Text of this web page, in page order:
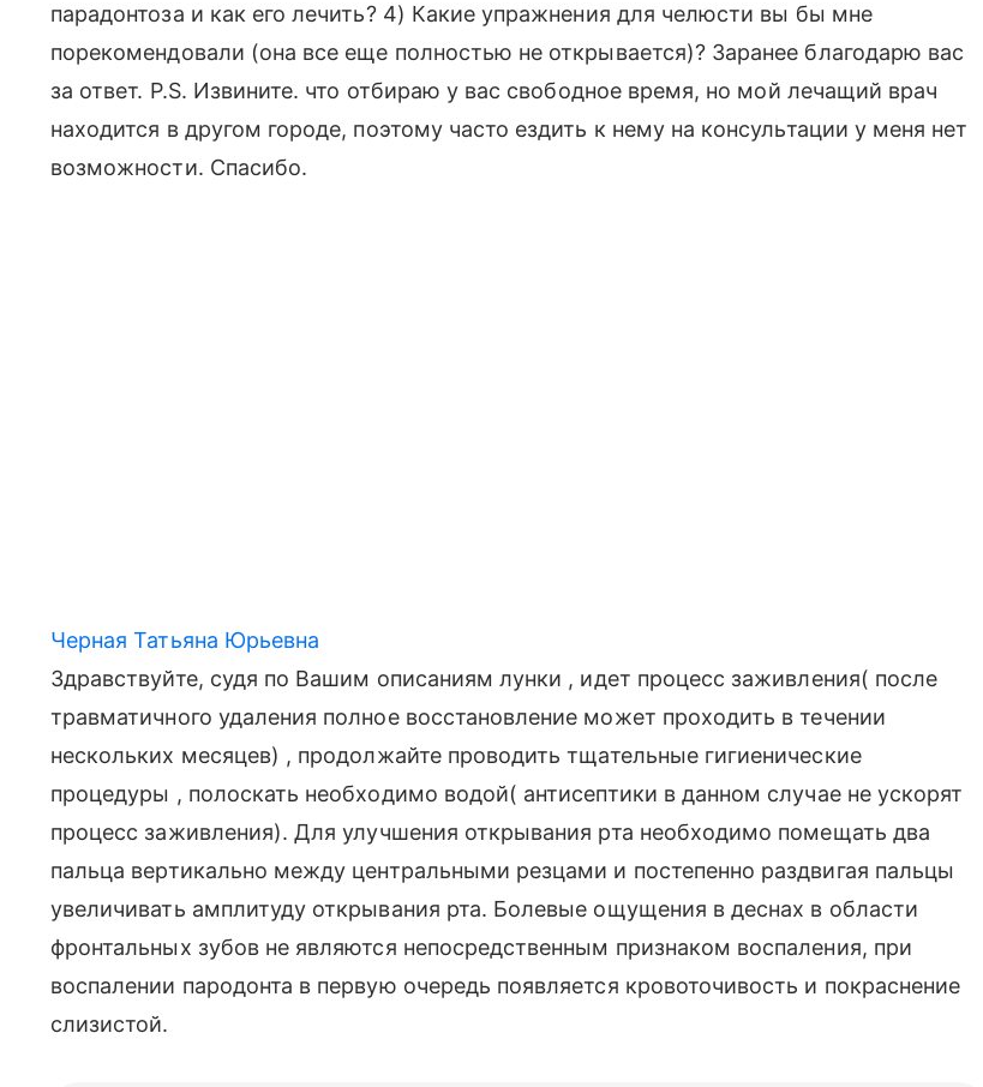
парадонтоза и как его лечить? 4) Какие упражнения для челюсти вы бы мне
порекомендовали (она все еще полностью не открывается)? Заранее благодарю вас
за ответ. Р.S. Извините. что отбираю у вас свободное время, но мой лечащий врач
находится в другом городе, поэтому часто ездить к нему на консультации у меня нет
возможности. Спасибо.
Черная Татьяна Юрьевна
Здравствуйте, судя по Вашим описаниям лунки , идет процесс заживления( после
травматичного удаления полное восстановление может проходить в течении
нескольких месяцев) , продолжайте проводить тщательные гигиенические
процедуры , полоскать необходимо водой( антисептики в данном случае не ускорят
процесс заживления). Для улучшения открывания рта необходимо помещать два
пальца вертикально между центральными резцами и постепенно раздвигая пальцы
увеличивать амплитуду открывания рта. Болевые ощущения в деснах в области
фронтальных зубов не являются непосредственным признаком воспаления, при
воспалении пародонта в первую очередь появляется кровоточивость и покраснение
слизистой.